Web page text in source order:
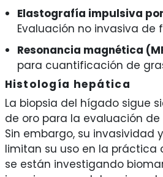
Elastografía impulsiva
Evaluación no invasiva de
Resonancia magnética
para cuantificación de
Histología hepática
La biopsia del hígado sigue
de oro para la evaluación
Sin embargo, su invasividad
limitan su uso en la práctica
se están investigando